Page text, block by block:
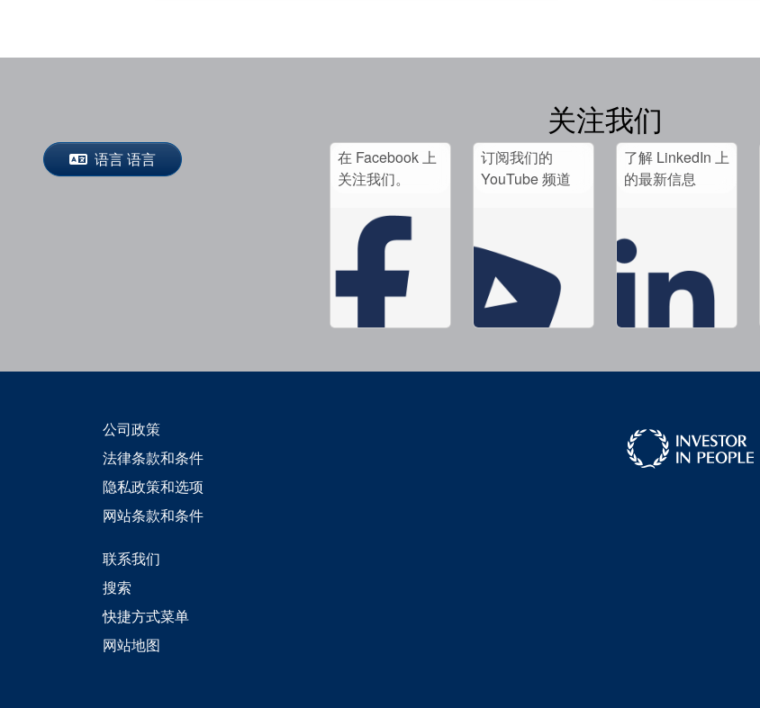
关注我们
语言 语言
在 Facebook 上
关注我们。
订阅我们的
YouTube 频道
了解 LinkedIn 上
的最新信息
公司政策
法律条款和条件
隐私政策和选项
网站条款和条件
联系我们
搜索
快捷方式菜单
网站地图